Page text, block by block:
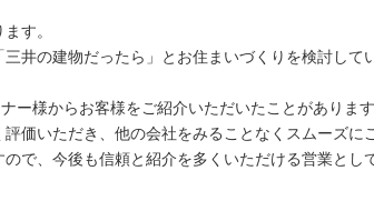
す。
井の建物だったら」とお住まいづくりを検討して
ー様からお客様をご紹介いただいたことがありま
価いただき、他の会社をみることなくスムーズに
で、今後も信頼と紹介を多くいただける営業とし